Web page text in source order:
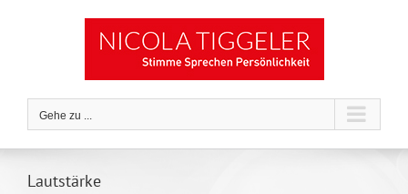
Gehe zu ...
Lautstärke